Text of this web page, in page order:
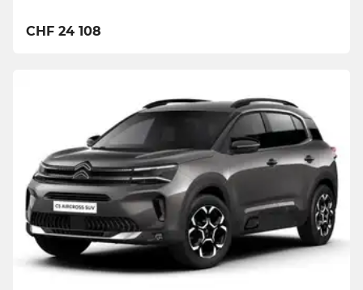
CHF 24 108